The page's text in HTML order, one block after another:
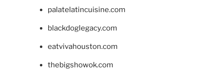
palatelatincuisine.com
blackdoglegacy.com
eatvivahouston.com
thebigshowok.com